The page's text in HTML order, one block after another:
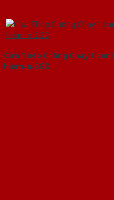
Cửa Thép Chống Cháy 1
hiem-a-SGD